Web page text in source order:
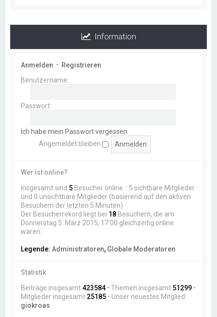
Information
Anmelden • Registrieren
Benutzername:
Passwort:
Ich habe mein Passwort vergessen
Angemeldet bleiben
Wer ist online?
Insgesamt sind 5 Besucher online :: 5 sichtbare Mitglieder
und 0 unsichtbare Mitglieder (basierend auf den aktiven
Besuchern der letzten 5 Minuten)
Der Besucherrekord liegt bei 18 Besuchern, die am
Donnerstag 5. März 2015, 17:00 gleichzeitig online
waren.
Legende:Administratoren, Globale Moderatoren
Statistik
Beiträge insgesamt423584 • Themen insgesamt 51299 •
Mitglieder insgesamt 25185 • Unser neuestes Mitglied:
giokroas